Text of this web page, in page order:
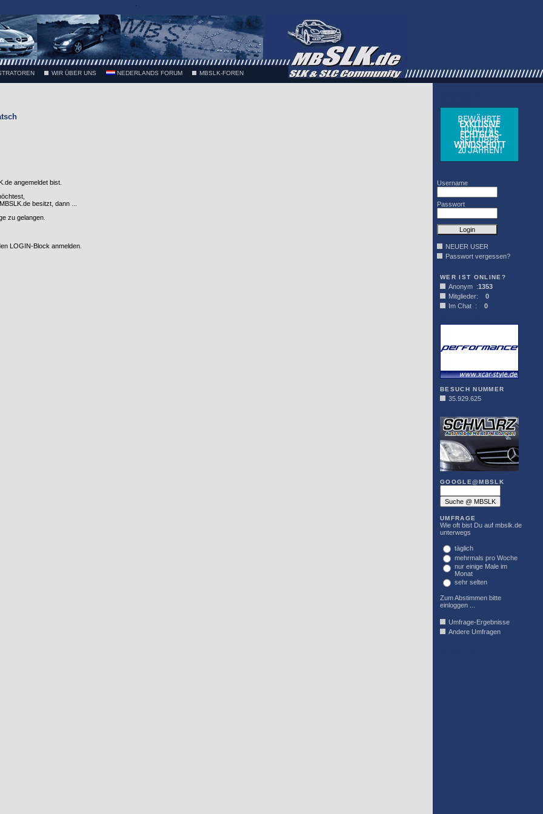
WIR ÜBER UNS NEDERLANDS FORUM MBSLK-FOREN
angemeldet bist.
besitzt, dann ...
zu gelangen.
LOGIN-Block anmelden.
Username
Passwort
NEUER USER
Passwort vergessen?
WER IST ONLINE?
Anonym :1353
Mitglieder: 0
Im Chat : 0
BESUCH NUMMER
35.929.625
GOOGLE@MBSLK
UMFRAGE
Wie oft bist Du auf mbslk.de
unterwegs
täglich
mehrmals pro Woche
nur einige Male im
Monat
sehr selten
Zum Abstimmen bitte
einloggen ...
Umfrage-Ergebnisse
Andere Umfragen